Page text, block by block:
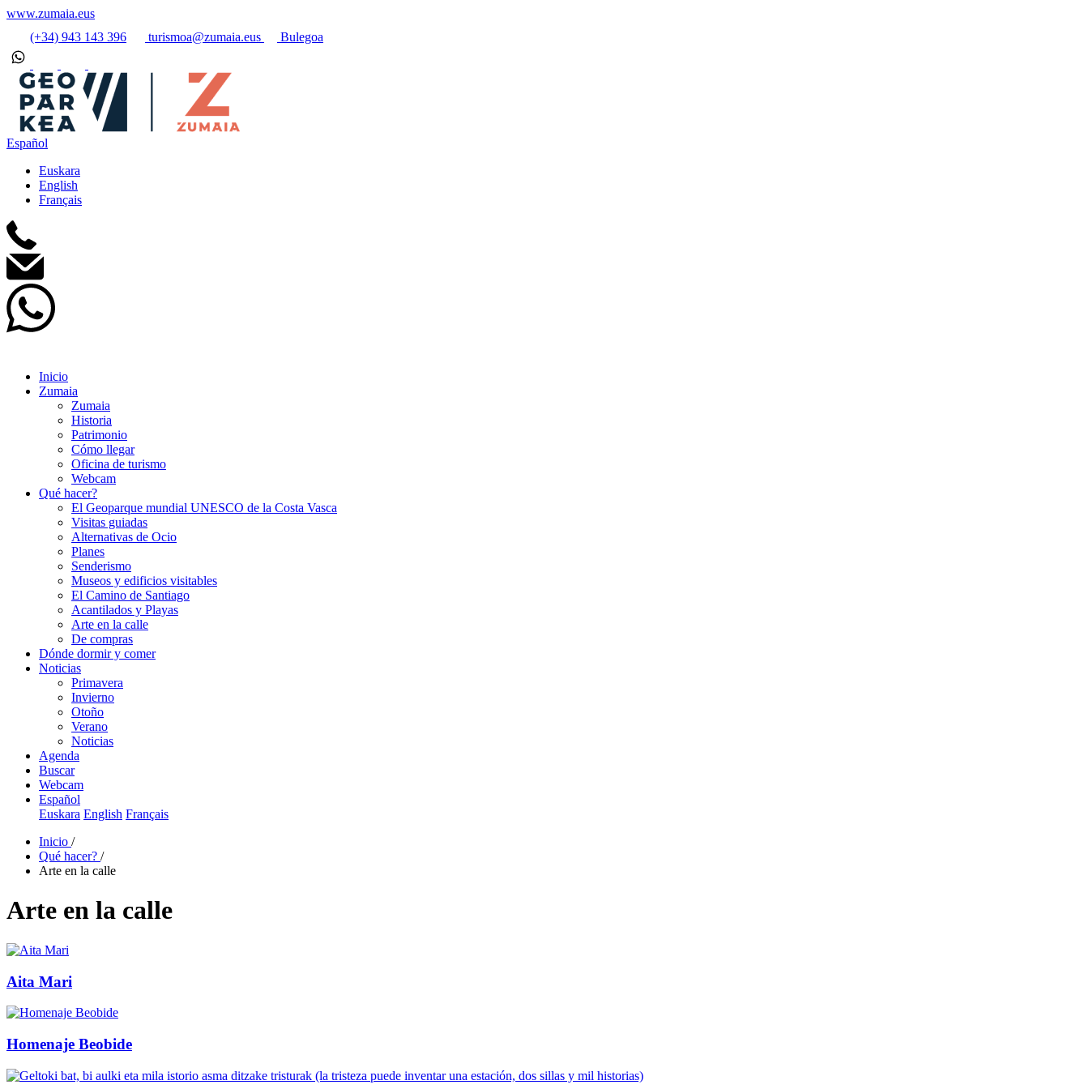
www.zumaia.eus
(+34) 943 143 396
turismoa@zumaia.eus Bulegoa
Español
Euskara
English
Français
Inicio
Zumaia
Zumaia
Historia
Patrimonio
Cómo llegar
Oficina de turismo
Webcam
Qué hacer?
El Geoparque mundial UNESCO de la Costa Vasca
Visitas guiadas
Alternativas de Ocio
Planes
Senderismo
Museos y edificios visitables
El Camino de Santiago
Acantilados y Playas
Arte en la calle
De compras
Dónde dormir y comer
Noticias
Primavera
Invierno
Otoño
Verano
Noticias
Agenda
Buscar
Webcam
Español
Euskara English Français
Inicio /
Qué hacer? /
Arte en la calle
Arte en la calle
Aita Mari
Homenaje Beobide